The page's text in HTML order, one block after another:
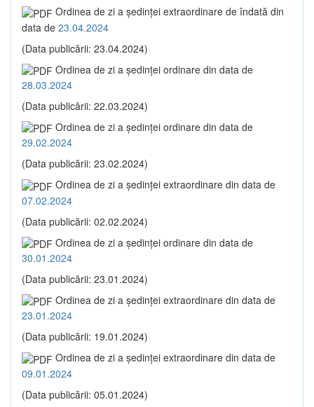
Ordinea de zi a şedinţei extraordinare de îndată din
data de 23.04.2024
(Data publicării: 23.04.2024)
Ordinea de zi a şedinţei ordinare din data de
28.03.2024
(Data publicării: 22.03.2024)
Ordinea de zi a şedinţei ordinare din data de
29.02.2024
(Data publicării: 23.02.2024)
Ordinea de zi a şedinţei extraordinare din data de
07.02.2024
(Data publicării: 02.02.2024)
Ordinea de zi a şedinţei ordinare din data de
30.01.2024
(Data publicării: 23.01.2024)
Ordinea de zi a şedinţei extraordinare din data de
23.01.2024
(Data publicării: 19.01.2024)
Ordinea de zi a şedinţei extraordinare din data de
09.01.2024
(Data publicării: 05.01.2024)